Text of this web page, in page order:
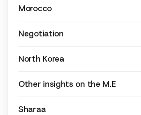
Morocco
Negotiation
North Korea
Other insights on the M.E
Sharaa